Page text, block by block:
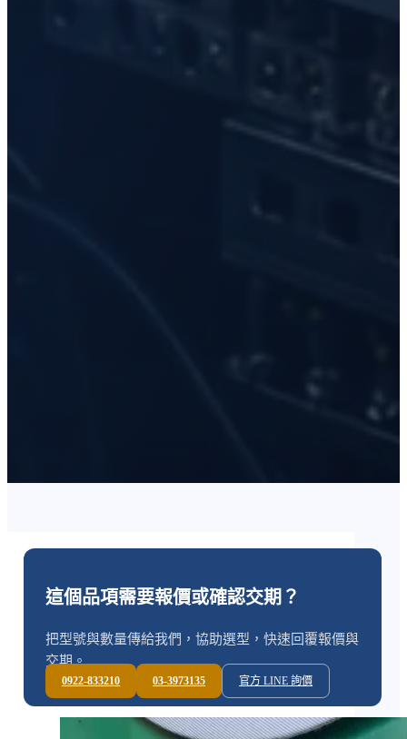
這個品項需要報價或確認交期？
把型號與數量傳給我們，協助選型，快速回覆報價與
交期。
0922-833210 03-3973135 官方 LINE 詢價